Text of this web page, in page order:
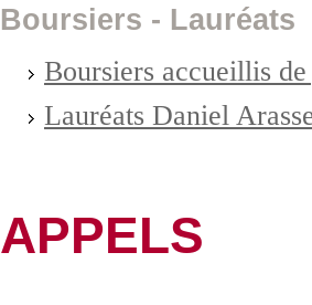
Boursiers - Lauréats
Boursiers accueillis
Lauréats Daniel
APPELS